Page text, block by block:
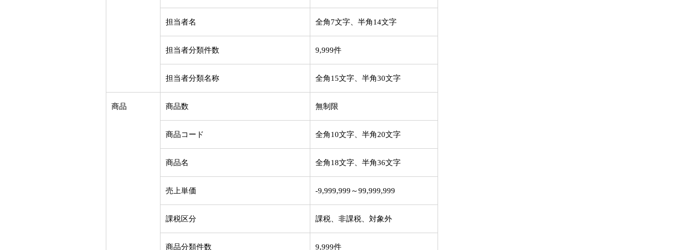
担当者名 全角7文字、半角14文字
担当者分類件数 9,999件
担当者分類名称 全角15文字、半角30文字
商品 商品数 無制限
商品コード 全角10文字、半角20文字
商品名 全角18文字、半角36文字
売上単価 -9,999,999～99,999,999
課税区分 課税、非課税、対象外
商品分類件数 9,999件